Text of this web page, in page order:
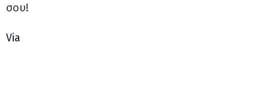
σου!
Via